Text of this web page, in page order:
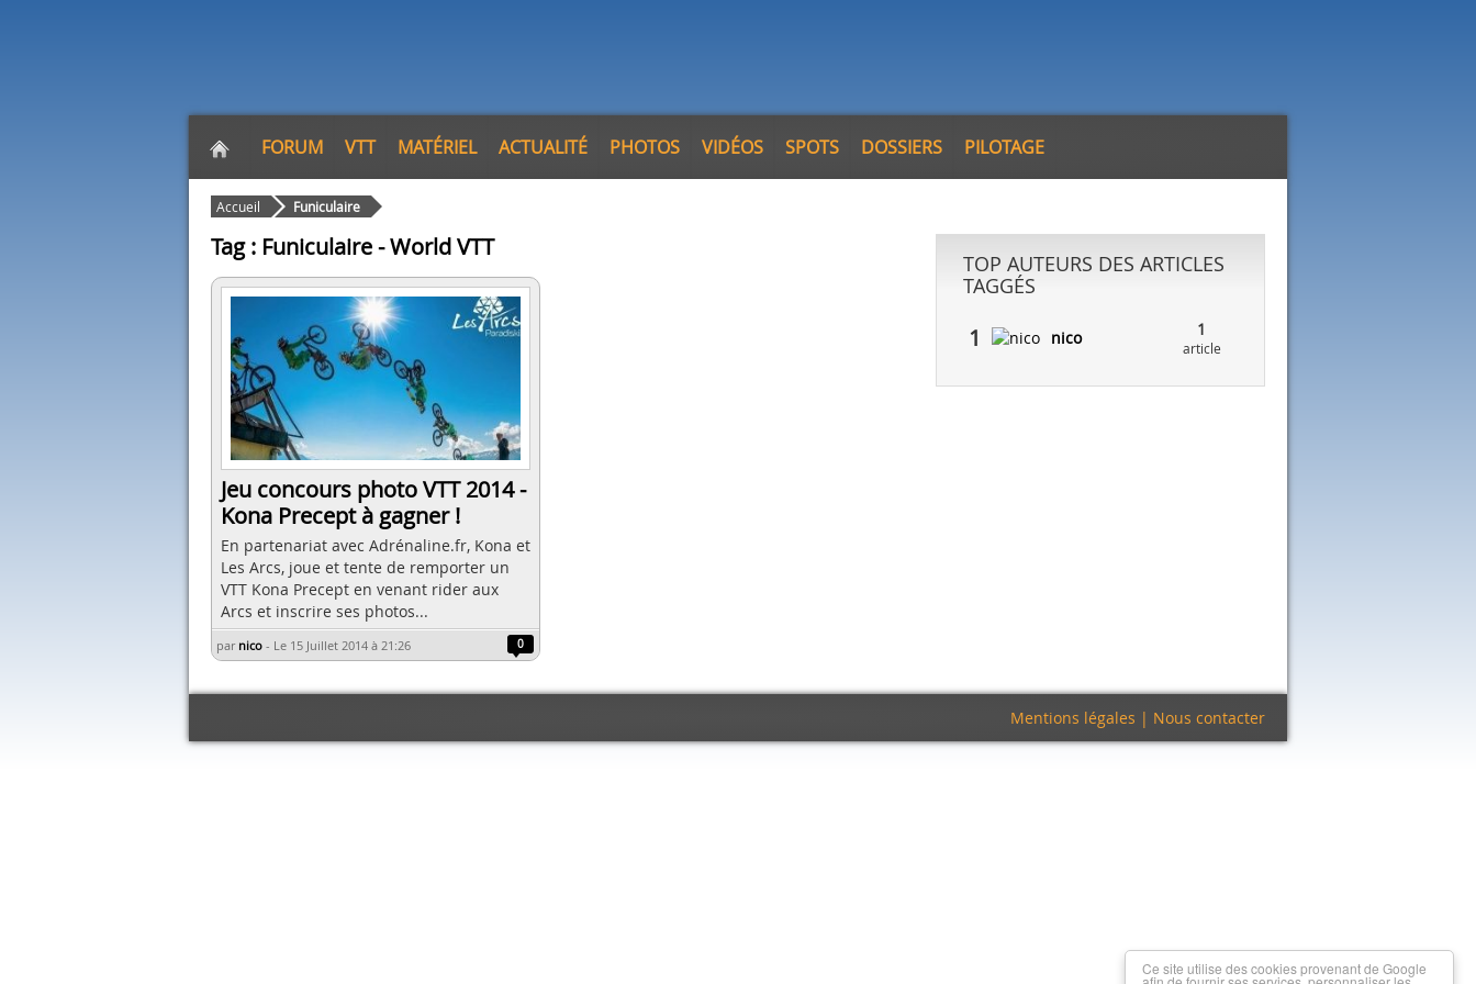
FORUM VTT MATÉRIEL ACTUALITÉ PHOTOS VIDÉOS SPOTS DOSSIERS PILOTAGE
Accueil Funiculaire
Tag : Funiculaire - World VTT
Jeu concours photo VTT 2014 -
Kona Precept à gagner !
En partenariat avec Adrénaline.fr, Kona et
Les Arcs, joue et tente de remporter un
VTT Kona Precept en venant rider aux
Arcs et inscrire ses photos...
par nico - Le 15 Juillet 2014 à 21:26 0
TOP AUTEURS DES ARTICLES
TAGGÉS
1 nico 1
article
Mentions légales | Nous contacter
Ce site utilise des cookies provenant de Google